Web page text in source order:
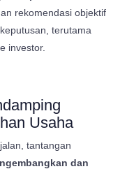
rekomendasi objektif
terutama
investor.
Usaha
tantangan
dan